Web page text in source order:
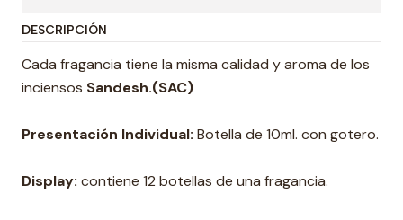
DESCRIPCIÓN
Cada fragancia tiene la misma calidad y aroma de los
inciensos Sandesh.(SAC)
Presentación Individual: Botella de 10ml. con gotero.
Display: contiene 12 botellas de una fragancia.